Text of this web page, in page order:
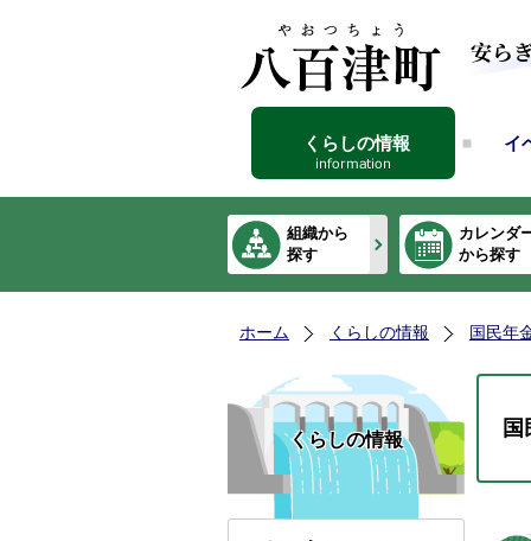
くらしの情報 イ
組織から
探す
カレンダ
から探す
ホーム くらしの情報 国民年
くらしの情報